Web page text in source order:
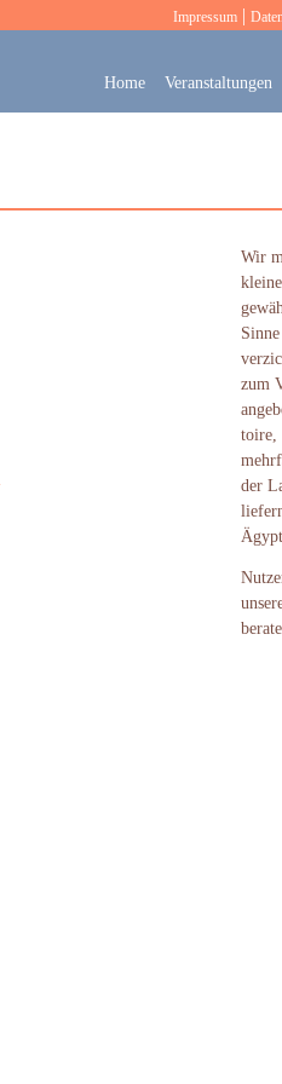
Impressum|
Home Veranstaltungen
Wir
zum
toire,
der